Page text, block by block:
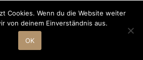
Cookies. Wenn du die Website weiter
von deinem Einverständnis aus.
OK